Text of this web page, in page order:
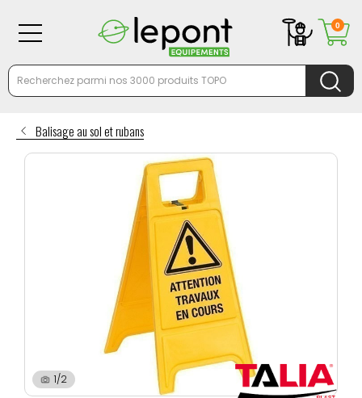
Balisage au sol et rubans
1/2
0